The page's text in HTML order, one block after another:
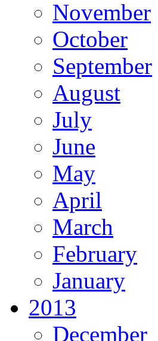
November
October
September
August
July
June
May
April
March
February
January
2013
December